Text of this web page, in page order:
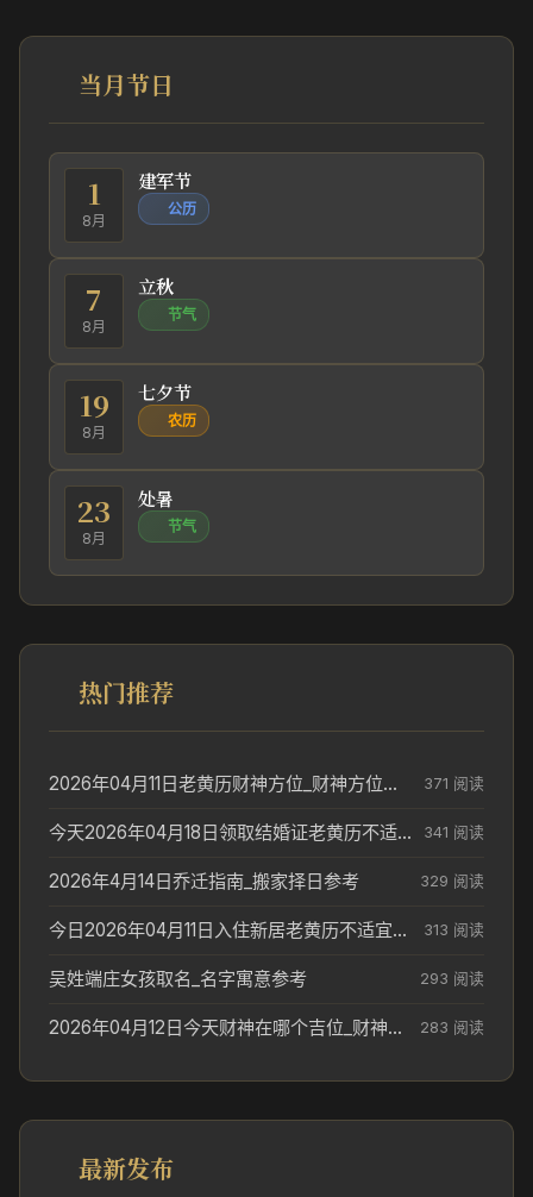
当月节日
1
8月
建军节
公历
7
8月
立秋
节气
19
8月
七夕节
农历
23
8月
处暑
节气
热门推荐
2026年04月11日老黄历财神方位_财神方位与供奉讲究 371 阅读
今天2026年04月18日领取结婚证老黄历不适合吗_领证日期参考 341 阅读
2026年4月14日乔迁指南_搬家择日参考 329 阅读
今日2026年04月11日入住新居老黄历不适宜吗_搬家择日参考 313 阅读
吴姓端庄女孩取名_名字寓意参考 293 阅读
2026年04月12日今天财神在哪个吉位_财神方位参考 283 阅读
最新发布